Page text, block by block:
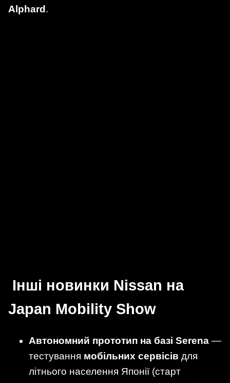
Alphard .
Інші новинки Nissan на
Japan Mobility Show
Автономний прототип на базі Serena —
тестування мобільних сервісів для
літнього населення Японії (старт